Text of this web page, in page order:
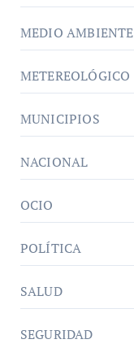
MEDIO AMBIENTE
METEREOLÓGICO
MUNICIPIOS
NACIONAL
OCIO
POLÍTICA
SALUD
SEGURIDAD